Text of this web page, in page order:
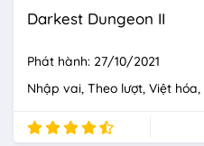
Darkest Dungeon II
Phát hành: 27/10/2021
Nhập vai Theo lượt Việt hóa